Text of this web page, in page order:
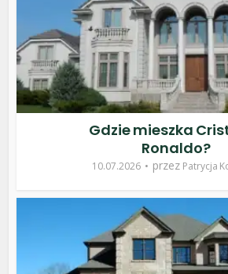
Gdzie mieszka
Ronaldo?
10.07.2026 przez Patrycja